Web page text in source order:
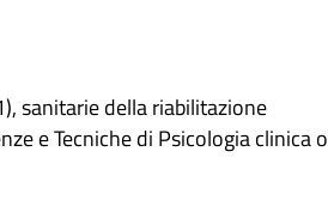
sanitarie della riabilitazione
e Tecniche di Psicologia clinica o